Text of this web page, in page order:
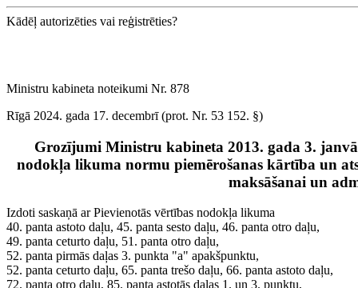
Kādēļ autorizēties vai reģistrēties?
Ministru kabineta noteikumi Nr. 878
Rīgā 2024. gada 17. decembrī (prot. Nr. 53 152. §)
Grozījumi Ministru kabineta 2013. gada 3.
nodokļa likuma normu piemērošanas kārtība un
maksāšanai un
Izdoti saskaņā ar Pievienotās vērtības nodokļa likuma
40. panta astoto daļu, 45. panta sesto daļu, 46. panta otro daļu,
49. panta ceturto daļu, 51. panta otro daļu,
52. panta pirmās daļas 3. punkta "a" apakšpunktu,
52. panta ceturto daļu, 65. panta trešo daļu, 66. panta astoto daļu,
72. panta otro daļu, 85. panta astotās daļas 1. un 3. punktu,